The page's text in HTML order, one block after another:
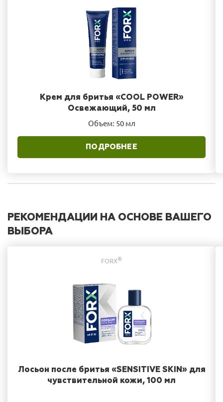
Крем для бритья «COOL POWER»
Освежающий, 50 мл
Объем: 50 мл
ПОДРОБНЕЕ
РЕКОМЕНДАЦИИ НА ОСНОВЕ ВАШЕГО
ВЫБОРА
FORX®
Лосьон после бритья «SENSITIVE SKIN» для
чувствительной кожи, 100 мл